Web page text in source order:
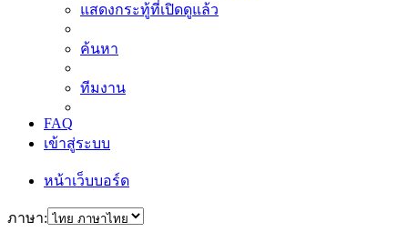
แสดงกระทู้ที่เปิดดูแล้ว
ค้นหา
ทีมงาน
FAQ
เข้าสู่ระบบ
หน้าเว็บบอร์ด
ภาษา: